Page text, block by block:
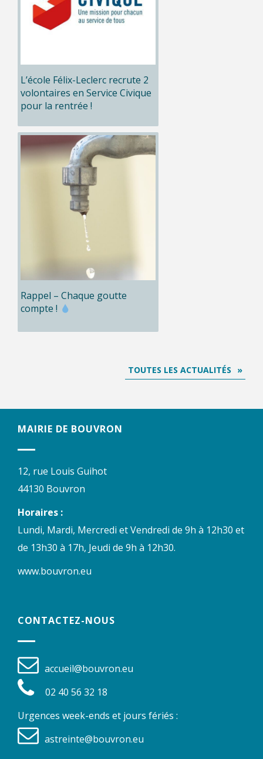
L’école Félix-Leclerc recrute 2
volontaires en Service Civique
pour la rentrée !
Rappel – Chaque goutte
compte !
TOUTES LES ACTUALITÉS
MAIRIE DE BOUVRON
12, rue Louis Guihot
44130 Bouvron
Horaires :
Lundi, Mardi, Mercredi et Vendredi de 9h à 12h30 et
de 13h30 à 17h, Jeudi de 9h à 12h30.
www.bouvron.eu
CONTACTEZ-NOUS
accueil@bouvron.eu
02 40 56 32 18
Urgences week-ends et jours fériés :
astreinte@bouvron.eu